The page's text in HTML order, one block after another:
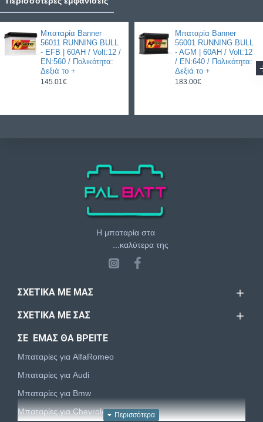
Μπαταρία Banner
56011 RUNNING BULL
- EFB | 60AH / Volt:12 /
EN:560 / Πολικότητα:
Δεξιά το +
145.01€
Μπαταρία Banner
56001 RUNNING BULL
- AGM | 60AH / Volt:12
/ EN:640 / Πολικότητα:
Δεξιά το +
183.00€
Η μπαταρία στα
...καλύτερα της
ΣΧΕΤΙΚΆ ΜΕ ΜΑΣ
ΣΧΕΤΙΚΆ ΜΕ ΣΑΣ
ΣΕ ΕΜΑΣ ΘΑ ΒΡΕΙΤΕ
Μπαταρίες για AlfaRomeo
Μπαταρίες για Audi
Μπαταρίες για Bmw
Μπαταρίες για Chevrolet